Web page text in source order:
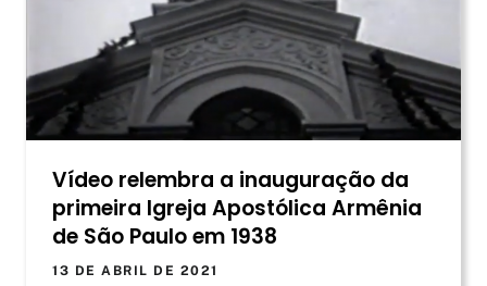
Vídeo relembra a inauguração da
primeira Igreja Apostólica Armênia
de São Paulo em 1938
13 DE ABRIL DE 2021